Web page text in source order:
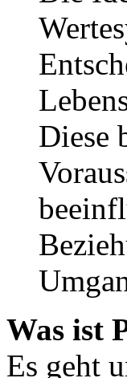
Diese
Was ist
Es geht